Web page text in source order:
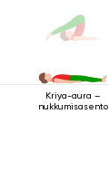
Kriya-aura –
nukkumisasento